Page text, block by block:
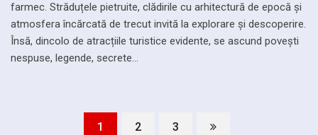
farmec. Străduțele pietruite, clădirile cu arhitectură de epocă și
atmosfera încărcată de trecut invită la explorare și descoperire.
Însă, dincolo de atracțiile turistice evidente, se ascund povești
nespuse, legende, secrete…
1 2 3